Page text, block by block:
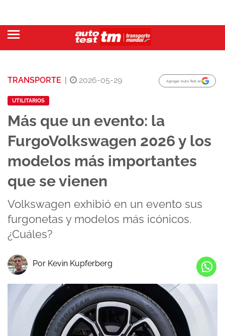
TRANSPORTE | 2026-05-29 Agregar Auto Test en
UTILITARIOS
Más que un evento: la
FurgoVolkswagen 2026 y los
modelos más importantes
que se vienen
Volkswagen exhibió en un evento sus
furgonetas y modelos más icónicos.
¿Cuáles?
Por Kevin Kupferberg